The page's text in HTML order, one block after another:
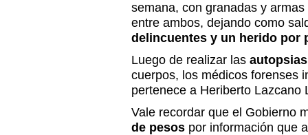
semana, con granadas y
entre ambos, dejando como
delincuentes y un herido por
Luego de realizar las autopsias
cuerpos, los médicos forenses
pertenece a Heriberto Lazcano
Vale recordar que el Gobierno
de pesos por información que